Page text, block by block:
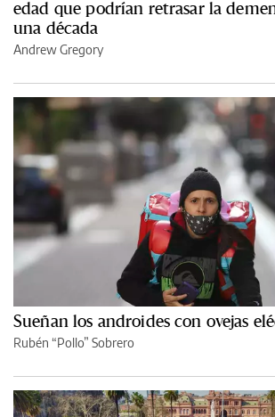
edad que podrían retrasar la
una década
Andrew Gregory
Sueñan los androides con ovejas
Rubén “Pollo” Sobrero